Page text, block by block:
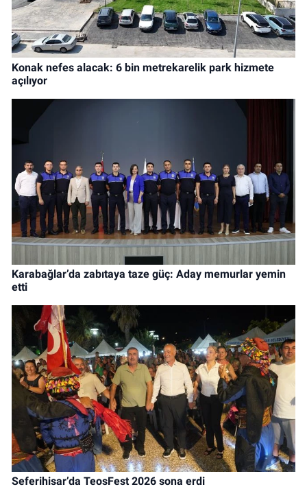
Konak nefes alacak: 6 bin metrekarelik park hizmete
açılıyor
Karabağlar’da zabıtaya taze güç: Aday memurlar yemin
etti
Seferihisar’da TeosFest 2026 sona erdi